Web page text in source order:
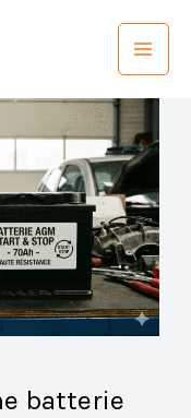
batterie